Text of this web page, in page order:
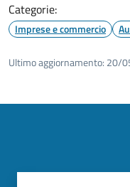
Categorie:
Imprese e commercio
Ultimo aggiornamento: 20/